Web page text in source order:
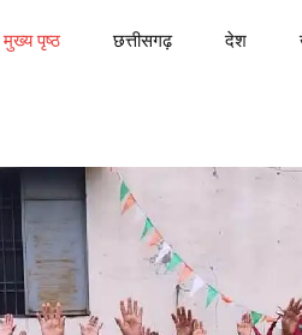
मुख्य पृष्ठ छत्तीसगढ़ देश